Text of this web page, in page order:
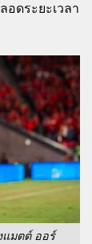
ดระยะเวลา
แมตต์ ออร์